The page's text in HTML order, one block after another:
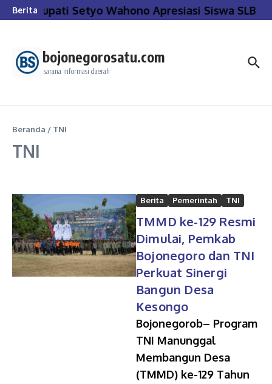
Lewati ke konten
BeritaBupati Setyo Wahono Apresiasi Siswa SLB
bojonegorosatu.com
sarana informasi daerah
Beranda / TNI
TNI
Berita Pemerintah TNI
TMMD ke-129 Resmi
Dimulai, Pemkab
Bojonegoro dan TNI
Perkuat Sinergi
Bangun Desa
Kesongo
Bojonegorob– Program
TNI Manunggal
Membangun Desa
(TMMD) ke-129 Tahun